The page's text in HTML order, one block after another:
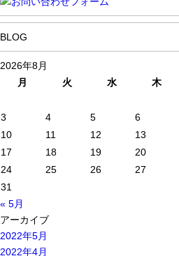
BLOG
2026年8月
月
火 水 木
3
4 5 6
10
11 12 13
17
18 19 20
24
25 26 27
31
« 5月
アーカイブ
2022年5月
2022年4月